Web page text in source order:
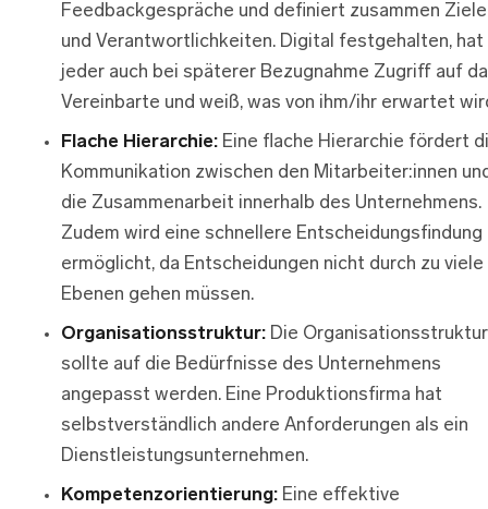
Feedbackgespräche und definiert zusammen Ziele
und Verantwortlichkeiten. Digital festgehalten, hat
jeder auch bei späterer Bezugnahme Zugriff auf
Vereinbarte und weiß, was von ihm/ihr erwartet
Flache Hierarchie: Eine flache Hierarchie fördert
Kommunikation zwischen den Mitarbeiter:innen
die Zusammenarbeit innerhalb des Unternehmens.
Zudem wird eine schnellere Entscheidungsfindung
ermöglicht, da Entscheidungen nicht durch zu viele
Ebenen gehen müssen.
Organisationsstruktur: Die Organisationsstruktur
sollte auf die Bedürfnisse des Unternehmens
angepasst werden. Eine Produktionsfirma hat
selbstverständlich andere Anforderungen als ein
Dienstleistungsunternehmen.
Kompetenzorientierung: Eine effektive